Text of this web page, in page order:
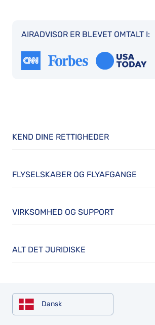
AIRADVISOR ER BLEVET OMTALT I:
KEND DINE RETTIGHEDER
FLYSELSKABER OG FLYAFGANGE
VIRKSOMHED OG SUPPORT
ALT DET JURIDISKE
Dansk